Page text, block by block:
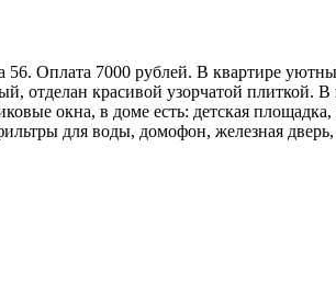
Оплата 7000 рублей. В квартире
отделан красивой узорчатой плиткой.
окна, в доме есть: детская
для воды, домофон, железная